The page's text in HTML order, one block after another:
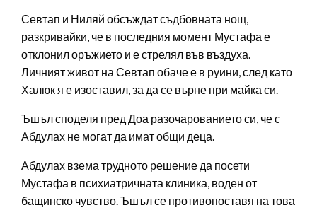
Севтап и Ниляй обсъждат съдбовната нощ,
разкривайки, че в последния момент Мустафа е
отклонил оръжието и е стрелял във въздуха.
Личният живот на Севтап обаче е в руини, след като
Халюк я е изоставил, за да се върне при майка си.
Ъшъл споделя пред Доа разочарованието си, че с
Абдулах не могат да имат общи деца.
Абдулах взема трудното решение да посети
Мустафа в психиатричната клиника, воден от
бащинско чувство. Ъшъл се противопоставя на това